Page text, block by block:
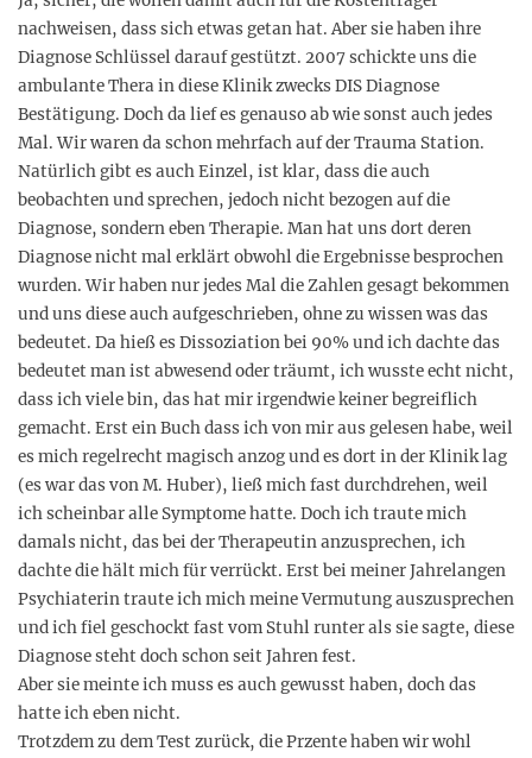
nachweisen, dass sich etwas getan hat. Aber sie haben ihre
Diagnose Schlüssel darauf gestützt. 2007 schickte uns die
ambulante Thera in diese Klinik zwecks DIS Diagnose
Bestätigung. Doch da lief es genauso ab wie sonst auch jedes
Mal. Wir waren da schon mehrfach auf der Trauma Station.
Natürlich gibt es auch Einzel, ist klar, dass die auch
beobachten und sprechen, jedoch nicht bezogen auf die
Diagnose, sondern eben Therapie. Man hat uns dort deren
Diagnose nicht mal erklärt obwohl die Ergebnisse besprochen
wurden. Wir haben nur jedes Mal die Zahlen gesagt bekommen
und uns diese auch aufgeschrieben, ohne zu wissen was das
bedeutet. Da hieß es Dissoziation bei 90% und ich dachte das
bedeutet man ist abwesend oder träumt, ich wusste echt nicht,
dass ich viele bin, das hat mir irgendwie keiner begreiflich
gemacht. Erst ein Buch dass ich von mir aus gelesen habe, weil
es mich regelrecht magisch anzog und es dort in der Klinik lag
(es war das von M. Huber), ließ mich fast durchdrehen, weil
ich scheinbar alle Symptome hatte. Doch ich traute mich
damals nicht, das bei der Therapeutin anzusprechen, ich
dachte die hält mich für verrückt. Erst bei meiner Jahrelangen
Psychiaterin traute ich mich meine Vermutung auszusprechen
und ich fiel geschockt fast vom Stuhl runter als sie sagte, diese
Diagnose steht doch schon seit Jahren fest.
Aber sie meinte ich muss es auch gewusst haben, doch das
hatte ich eben nicht.
Trotzdem zu dem Test zurück, die Przente haben wir wohl